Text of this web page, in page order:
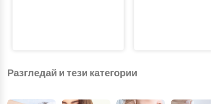
Разгледай и тези категории